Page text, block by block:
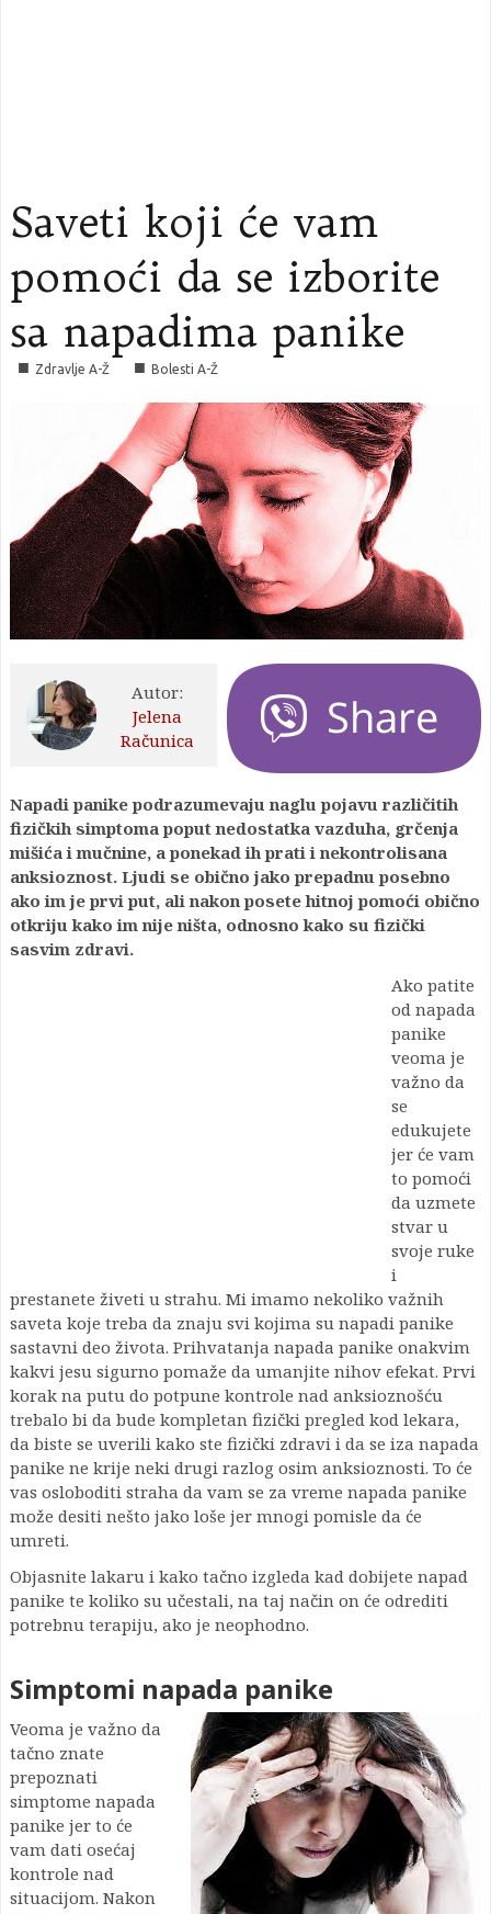
Saveti koji će vam
pomoći da se izborite
sa napadima panike
■ Zdravlje A-Ž ■ Bolesti A-Ž
Autor:
Jelena
Računica
Napadi panike podrazumevaju naglu pojavu različitih
fizičkih simptoma poput nedostatka vazduha, grčenja
mišića i mučnine, a ponekad ih prati i nekontrolisana
anksioznost. Ljudi se obično jako prepadnu posebno
ako im je prvi put, ali nakon posete hitnoj pomoći obično
otkriju kako im nije ništa, odnosno kako su fizički
sasvim zdravi.
Ako patite
od napada
panike
veoma je
važno da
se
edukujete
jer će vam
to pomoći
da uzmete
stvar u
svoje ruke
i
prestanete živeti u strahu. Mi imamo nekoliko važnih
saveta koje treba da znaju svi kojima su napadi panike
sastavni deo života. Prihvatanja napada panike onakvim
kakvi jesu sigurno pomaže da umanjite nihov efekat. Prvi
korak na putu do potpune kontrole nad anksioznošću
trebalo bi da bude kompletan fizički pregled kod lekara,
da biste se uverili kako ste fizički zdravi i da se iza napada
panike ne krije neki drugi razlog osim anksioznosti. To će
vas osloboditi straha da vam se za vreme napada panike
može desiti nešto jako loše jer mnogi pomisle da će
umreti.
Objasnite lakaru i kako tačno izgleda kad dobijete napad
panike te koliko su učestali, na taj način on će odrediti
potrebnu terapiju, ako je neophodno.
Simptomi napada panike
Veoma je važno da
tačno znate
prepoznati
simptome napada
panike jer to će
vam dati osećaj
kontrole nad
situacijom. Nakon